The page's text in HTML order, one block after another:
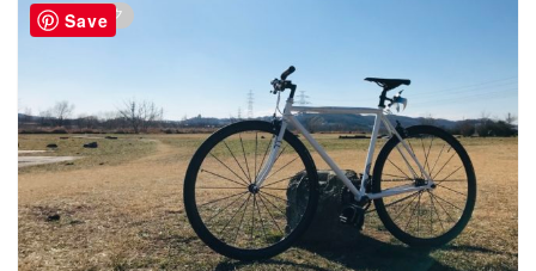
ピストバイク
Save